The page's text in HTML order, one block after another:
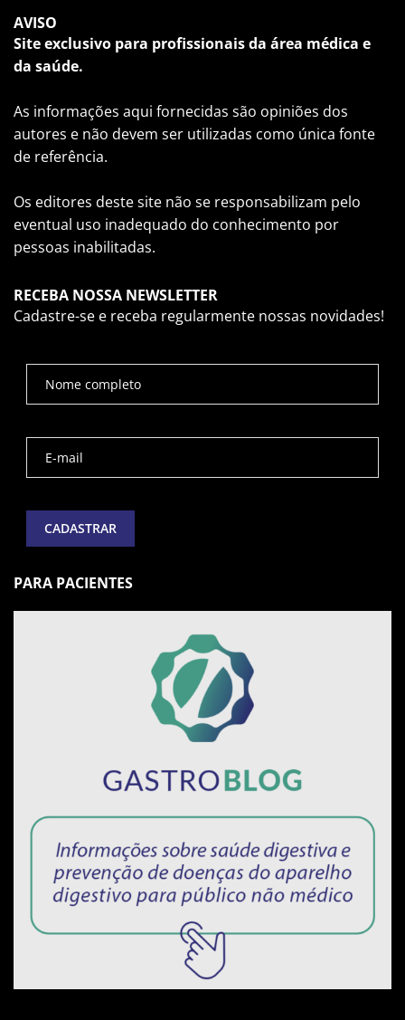
AVISO
Site exclusivo para profissionais da área médica e
da saúde.
As informações aqui fornecidas são opiniões dos
autores e não devem ser utilizadas como única fonte
de referência.
Os editores deste site não se responsabilizam pelo
eventual uso inadequado do conhecimento por
pessoas inabilitadas.
RECEBA NOSSA NEWSLETTER
Cadastre-se e receba regularmente nossas novidades!
PARA PACIENTES